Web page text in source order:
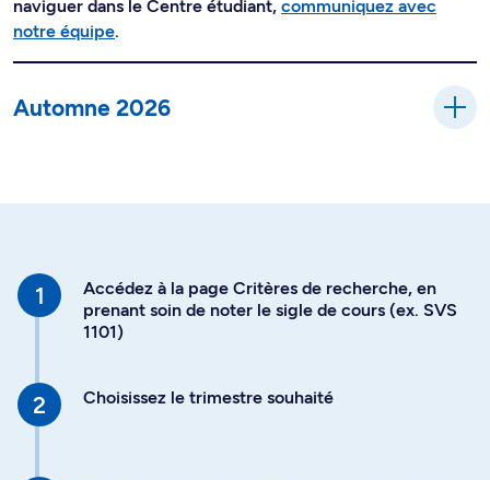
naviguer dans le Centre étudiant, communiquez avec
notre équipe.
Automne 2026
Accédez à la page Critères de recherche, en
prenant soin de noter le sigle de cours (ex. SVS
1101)
Choisissez le trimestre souhaité